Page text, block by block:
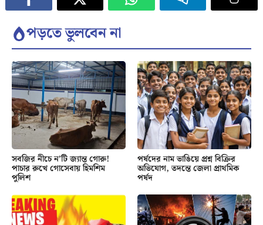
পড়তে ভুলবেন না
সবজির নীচে ন’টি জ্যান্ত গোরু!
পাচার রুখে গোসেবায় হিমশিম
পুলিশ
পর্ষদের নাম ভাঙিয়ে প্রশ্ন বিক্রির
অভিযোগ, তদন্তে জেলা প্রাথমিক
পর্ষদ